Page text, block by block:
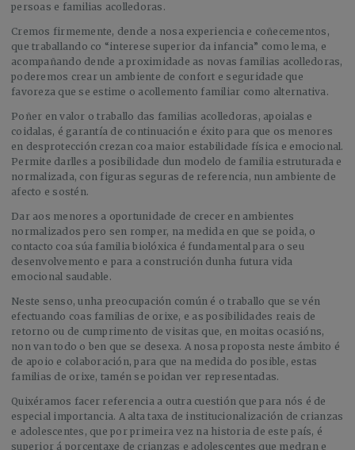
persoas e familias acolledoras.
Cremos firmemente, dende a nosa experiencia e coñecementos,
que traballando co “interese superior da infancia” como lema, e
acompañando dende a proximidade as novas familias acolledoras,
poderemos crear un ambiente de confort e seguridade que
favoreza que se estime o acollemento familiar como alternativa.
Poñer en valor o traballo das familias acolledoras, apoialas e
coidalas, é garantía de continuación e éxito para que os menores
en desprotección crezan coa maior estabilidade física e emocional.
Permite darlles a posibilidade dun modelo de familia estruturada e
normalizada, con figuras seguras de referencia, nun ambiente de
afecto e sostén.
Dar aos menores a oportunidade de crecer en ambientes
normalizados pero sen romper, na medida en que se poida, o
contacto coa súa familia biolóxica é fundamental para o seu
desenvolvemento e para a construción dunha futura vida
emocional saudable.
Neste senso, unha preocupación común é o traballo que se vén
efectuando coas familias de orixe, e as posibilidades reais de
retorno ou de cumprimento de visitas que, en moitas ocasións,
non van todo o ben que se desexa. A nosa proposta neste ámbito é
de apoio e colaboración, para que na medida do posible, estas
familias de orixe, tamén se poidan ver representadas.
Quixéramos facer referencia a outra cuestión que para nós é de
especial importancia. A alta taxa de institucionalización de crianzas
e adolescentes, que por primeira vez na historia de este país, é
superior á porcentaxe de crianzas e adolescentes que medran e